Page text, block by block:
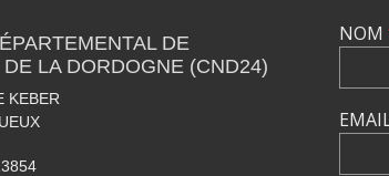
DE
DE LA DORDOGNE (CND24)
KEBER
NOM